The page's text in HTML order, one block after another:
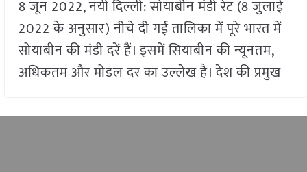
8 जून 2022, नयी दिल्ली: सोयाबीन मंडी रेट (8 जुलाई
2022 के अनुसार) नीचे दी गई तालिका में पूरे भारत में
सोयाबीन की मंडी दरें हैं। इसमें सियाबीन की न्यूनतम,
अधिकतम और मोडल दर का उल्लेख है। देश की प्रमुख